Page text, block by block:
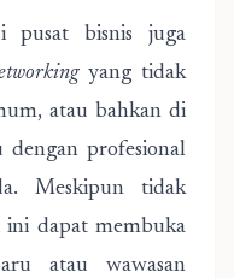
pusat bisnis juga
yang tidak
atau bahkan di
profesional
Meskipun tidak
ini dapat membuka
atau wawasan